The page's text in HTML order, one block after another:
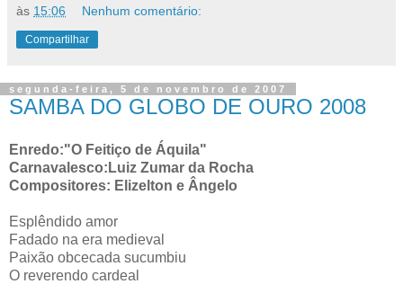
às 15:06 Nenhum comentário:
Compartilhar
segunda-feira, 5 de novembro de 2007
SAMBA DO GLOBO DE OURO 2008
Enredo:"O Feitiço de Áquila"
Carnavalesco:Luiz Zumar da Rocha
Compositores: Elizelton e Ângelo
Esplêndido amor
Fadado na era medieval
Paixão obcecada sucumbiu
O reverendo cardeal